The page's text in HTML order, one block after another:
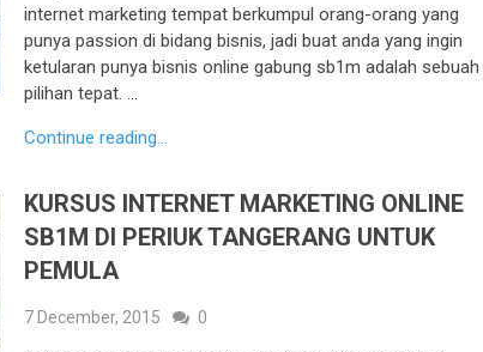
internet marketing tempat berkumpul orang-orang yang
punya passion di bidang bisnis, jadi buat anda yang ingin
ketularan punya bisnis online gabung sb1m adalah sebuah
pilihan tepat. …
Continue reading...
KURSUS INTERNET MARKETING ONLINE
SB1M DI PERIUK TANGERANG UNTUK
PEMULA
7 December, 2015 0